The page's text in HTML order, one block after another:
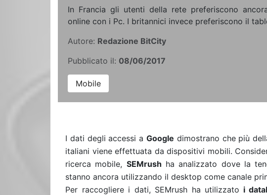
In Francia gli utenti della rete preferiscono
online con i Pc. I britannici invece preferiscono il
Autore: Redazione BitCity
Pubblicato il: 08/06/2017
Mobile
I dati degli accessi a Google dimostrano che più
italiani viene effettuata da dispositivi mobili.
ricerca mobile, SEMrush ha analizzato dove la
stanno ancora utilizzando il desktop come canale
Per raccogliere i dati, SEMrush ha utilizzato i